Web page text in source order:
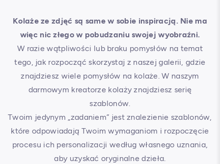
Kolaże ze zdjęć są same w sobie inspiracją. Nie ma
więc nic złego w pobudzaniu swojej wyobraźni.
W razie wątpliwości lub braku pomysłów na temat
tego, jak rozpocząć skorzystaj z naszej galerii, gdzie
znajdziesz wiele pomysłów na kolaże. W naszym
darmowym kreatorze kolaży znajdziesz serię
szablonów.
Twoim jedynym „zadaniem” jest znalezienie szablonów,
które odpowiadają Twoim wymaganiom i rozpoczęcie
procesu ich personalizacji według własnego uznania,
aby uzyskać oryginalne dzieła.